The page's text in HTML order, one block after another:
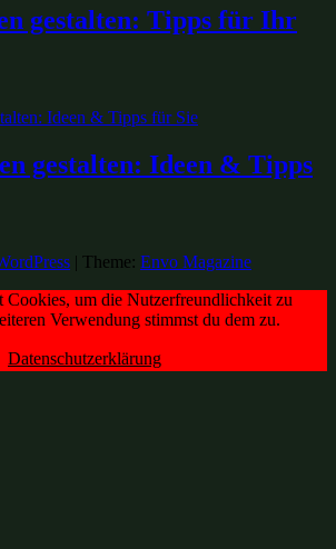
gestalten: Tipps für Ihr
gestalten: Ideen & Tipps
| Theme: Envo Magazine
Cookies, um die Nutzerfreundlichkeit zu
Verwendung stimmst du dem zu.
Datenschutzerklärung